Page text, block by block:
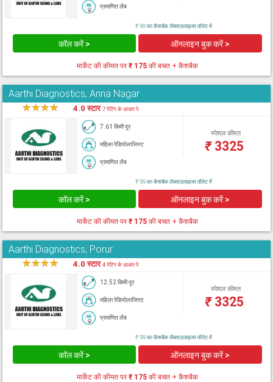
प्रमाणित लैब
₹ 99 का कैशबैक लैब्सएडवाइजर वॉलेट में
कॉल करें > ऑनलाइन बुक करें >
मार्केट की कीमत पर₹ 175की बचत + कैशबैक
Aarthi Diagnostics, Anna Nagar
★★★★ 4.0 स्टार7 रेटिंग के आधार पे
7.61 किमी दूर
महिला रेडियोलाजिस्ट
प्रमाणित लैब
स्पेशल कीमत
₹3325
₹ 99 का कैशबैक लैब्सएडवाइजर वॉलेट में
कॉल करें > ऑनलाइन बुक करें >
मार्केट की कीमत पर₹ 175की बचत + कैशबैक
Aarthi Diagnostics, Porur
★★★★ 4.0 स्टार4 रेटिंग के आधार पे
12.52 किमी दूर
महिला रेडियोलाजिस्ट
प्रमाणित लैब
स्पेशल कीमत
₹3325
₹ 99 का कैशबैक लैब्सएडवाइजर वॉलेट में
कॉल करें > ऑनलाइन बुक करें >
मार्केट की कीमत पर₹ 175की बचत + कैशबैक